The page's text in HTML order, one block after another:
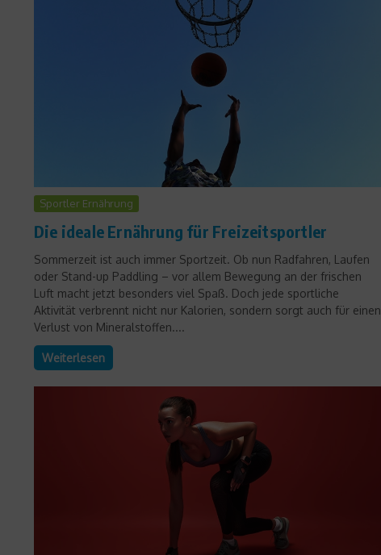
Sportler Ernährung
Die ideale Ernährung für Freizeitsportler
Sommerzeit ist auch immer Sportzeit. Ob nun Radfahren, Laufen
oder Stand-up Paddling – vor allem Bewegung an der frischen
Luft macht jetzt besonders viel Spaß. Doch jede sportliche
Aktivität verbrennt nicht nur Kalorien, sondern sorgt auch für einen
Verlust von Mineralstoffen....
Weiterlesen